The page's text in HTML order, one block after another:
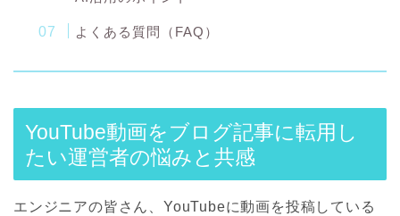
よくある質問（FAQ）
YouTube動画をブログ記事に転用し
たい運営者の悩みと共感
エンジニアの皆さん、YouTubeに動画を投稿している